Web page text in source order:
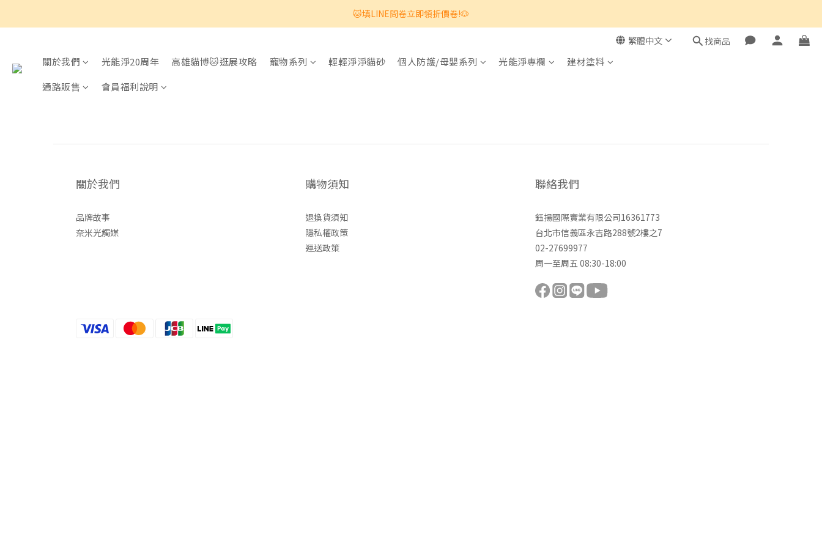
🐱填LINE問卷立即領折價卷!🐶
繁體中文 找商品
關於我們 光能淨20周年 高雄貓博🐱逛展攻略 寵物系列 輕輕淨淨貓砂 個人防護/母嬰系列 光能淨專欄
建材塗料
通路販售
會員福利說明
關於我們
品牌故事
奈米光觸媒
購物須知
退換貨須知
隱私權政策
運送政策
聯絡我們
鈺揚國際實業有限公司16361773
台北市信義區永吉路288號2樓之7
02-27699977
周一至周五 08:30-18:00